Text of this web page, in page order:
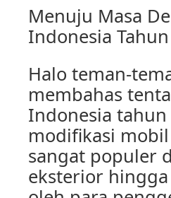
Menuju Masa
Indonesia
Halo teman-
membahas
Indonesia
modifikasi
sangat populer
eksterior